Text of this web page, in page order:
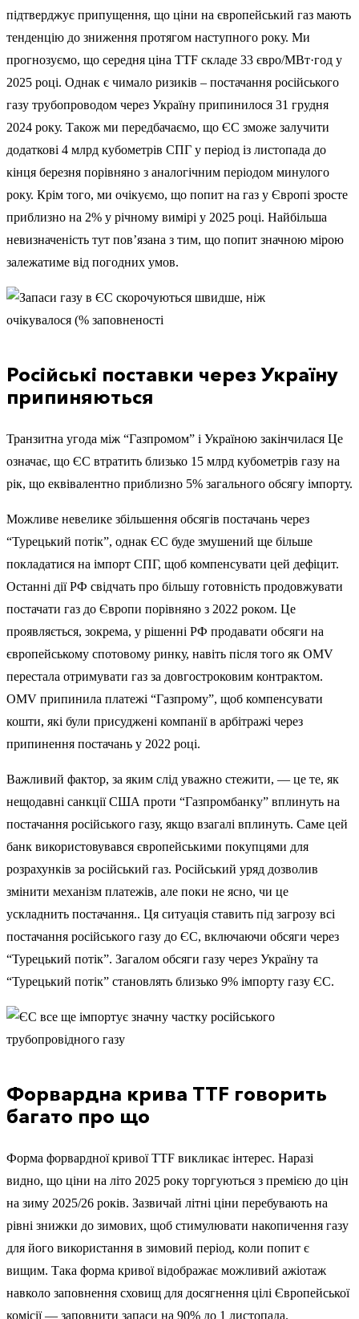
підтверджує припущення, що ціни на європейський газ мають
тенденцію до зниження протягом наступного року. Ми
прогнозуємо, що середня ціна TTF складе 33 євро/МВт·год у
2025 році. Однак є чимало ризиків – постачання російського
газу трубопроводом через Україну припинилося 31 грудня
2024 року. Також ми передбачаємо, що ЄС зможе залучити
додаткові 4 млрд кубометрів СПГ у період із листопада до
кінця березня порівняно з аналогічним періодом минулого
року. Крім того, ми очікуємо, що попит на газ у Європі зросте
приблизно на 2% у річному вимірі у 2025 році. Найбільша
невизначеність тут пов’язана з тим, що попит значною мірою
залежатиме від погодних умов.
Російські поставки через Україну
припиняються
Транзитна угода між “Газпромом” і Україною закінчилася Це
означає, що ЄС втратить близько 15 млрд кубометрів газу на
рік, що еквівалентно приблизно 5% загального обсягу імпорту.
Можливе невелике збільшення обсягів постачань через
“Турецький потік”, однак ЄС буде змушений ще більше
покладатися на імпорт СПГ, щоб компенсувати цей дефіцит.
Останні дії РФ свідчать про більшу готовність продовжувати
постачати газ до Європи порівняно з 2022 роком. Це
проявляється, зокрема, у рішенні РФ продавати обсяги на
європейському спотовому ринку, навіть після того як OMV
перестала отримувати газ за довгостроковим контрактом.
OMV припинила платежі “Газпрому”, щоб компенсувати
кошти, які були присуджені компанії в арбітражі через
припинення постачань у 2022 році.
Важливий фактор, за яким слід уважно стежити, — це те, як
нещодавні санкції США проти “Газпромбанку” вплинуть на
постачання російського газу, якщо взагалі вплинуть. Саме цей
банк використовувався європейськими покупцями для
розрахунків за російський газ. Російський уряд дозволив
змінити механізм платежів, але поки не ясно, чи це
ускладнить постачання.. Ця ситуація ставить під загрозу всі
постачання російського газу до ЄС, включаючи обсяги через
“Турецький потік”. Загалом обсяги газу через Україну та
“Турецький потік” становлять близько 9% імпорту газу ЄС.
Форвардна крива TTF говорить
багато про що
Форма форвардної кривої TTF викликає інтерес. Наразі
видно, що ціни на літо 2025 року торгуються з премією до цін
на зиму 2025/26 років. Зазвичай літні ціни перебувають на
рівні знижки до зимових, щоб стимулювати накопичення газу
для його використання в зимовий період, коли попит є
вищим. Така форма кривої відображає можливий ажіотаж
навколо заповнення сховищ для досягнення цілі Європейської
комісії — заповнити запаси на 90% до 1 листопада.